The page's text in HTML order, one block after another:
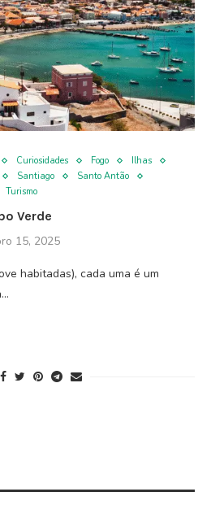
Curiosidades Fogo
Ilhas
Santiago
Santo Antão
Turismo
Verde
15, 2025
habitadas), cada uma é um